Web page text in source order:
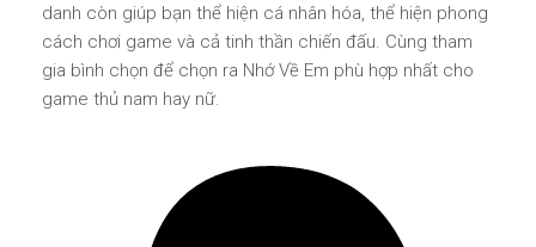
danh còn giúp bạn thể hiện cá nhân hóa, thể hiện phong
cách chơi game và cả tinh thần chiến đấu. Cùng tham
gia bình chọn để chọn ra Nhớ Về Em phù hợp nhất cho
game thủ nam hay nữ.